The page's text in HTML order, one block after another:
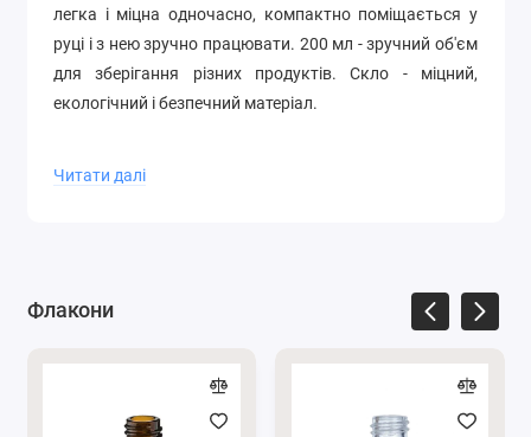
легка і міцна одночасно, компактно поміщається у
руці і з нею зручно працювати. 200 мл - зручний об'єм
для зберігання різних продуктів.Скло - міцний,
екологічний і безпечний матеріал.
використовуються для пакування та зберігання
У відео можна побачити, як виглядає скляний
Читати далі
Флакони